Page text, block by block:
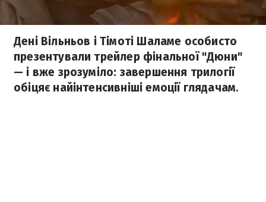
Дені Вільньов і Тімоті Шаламе особисто
презентували трейлер фінальної "Дюни"
— і вже зрозуміло: завершення трилогії
обіцяє найінтенсивніші емоції глядачам.